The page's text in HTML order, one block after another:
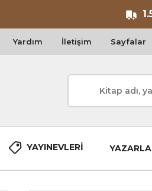
Yardım İletişim Sayfalar
YAYINEVLERİ